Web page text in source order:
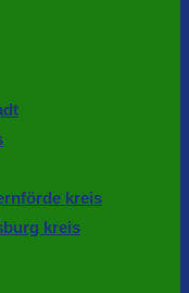
kreis
kreis